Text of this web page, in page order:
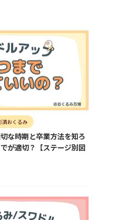
済おくるみ
な時期と卒業方法を知ろ
が適切？【ステージ別図